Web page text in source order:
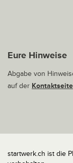
Eure Hinweise
Abgabe von
auf der Kontaktseite
startwerk.ch ist die